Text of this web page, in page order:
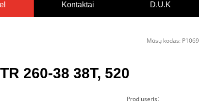
Kontaktai D.U.K
260-38 38T, 520
Prodiuseris:
Mūsų kodas: P1069